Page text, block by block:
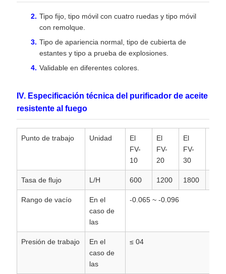
Tipo fijo, tipo móvil con cuatro ruedas y tipo móvil
con remolque.
Tipo de apariencia normal, tipo de cubierta de
estantes y tipo a prueba de explosiones.
Validable en diferentes colores.
IV. Especificación técnica del purificador de aceite
resistente al fuego
Punto de trabajo Unidad
El
FV-
10
El
FV-
20
El
FV-
30
Tasa de flujo L/H 600 1200 1800
Rango de vacío
En el
caso de
las
-0.065 ~ -0.096
Presión de trabajo
En el
caso de
las
≤ 04